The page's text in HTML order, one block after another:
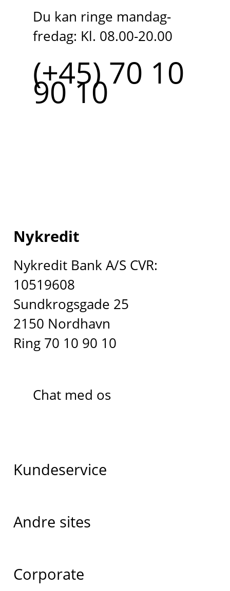
Du kan ringe mandag-
fredag: Kl. 08.00-20.00
(+45) 70 10
90 10
Nykredit
Nykredit Bank A/S CVR:
10519608
Sundkrogsgade 25
2150 Nordhavn
Ring 70 10 90 10
Chat med os
Kundeservice
Andre sites
Corporate